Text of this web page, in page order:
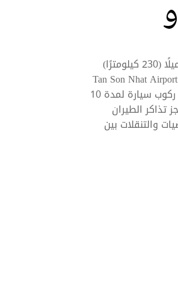
تبعد جزيرة كون داو، التي تحتضن منتجع Six Senses Con Dao، مسافة 140 ميلًا (230 كيلومترًا)
عن مدينة هوشي منه. وتستغرق رحلة الطيران المحلية 45 دقيقة من مطار Tan Son Nhat Airport
(SGN) في مدينة هوشي منه إلى مطار Con Dao Airport (VCS)، وبعد ذلك ركوب سيارة لمدة 10
تذاكر الطيران
والتنقلات بين